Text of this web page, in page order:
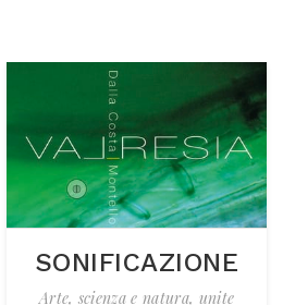
SONIFICAZIONE
Arte, scienza e natura, unite